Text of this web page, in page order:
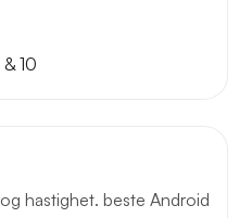
10
hastighet. beste Android